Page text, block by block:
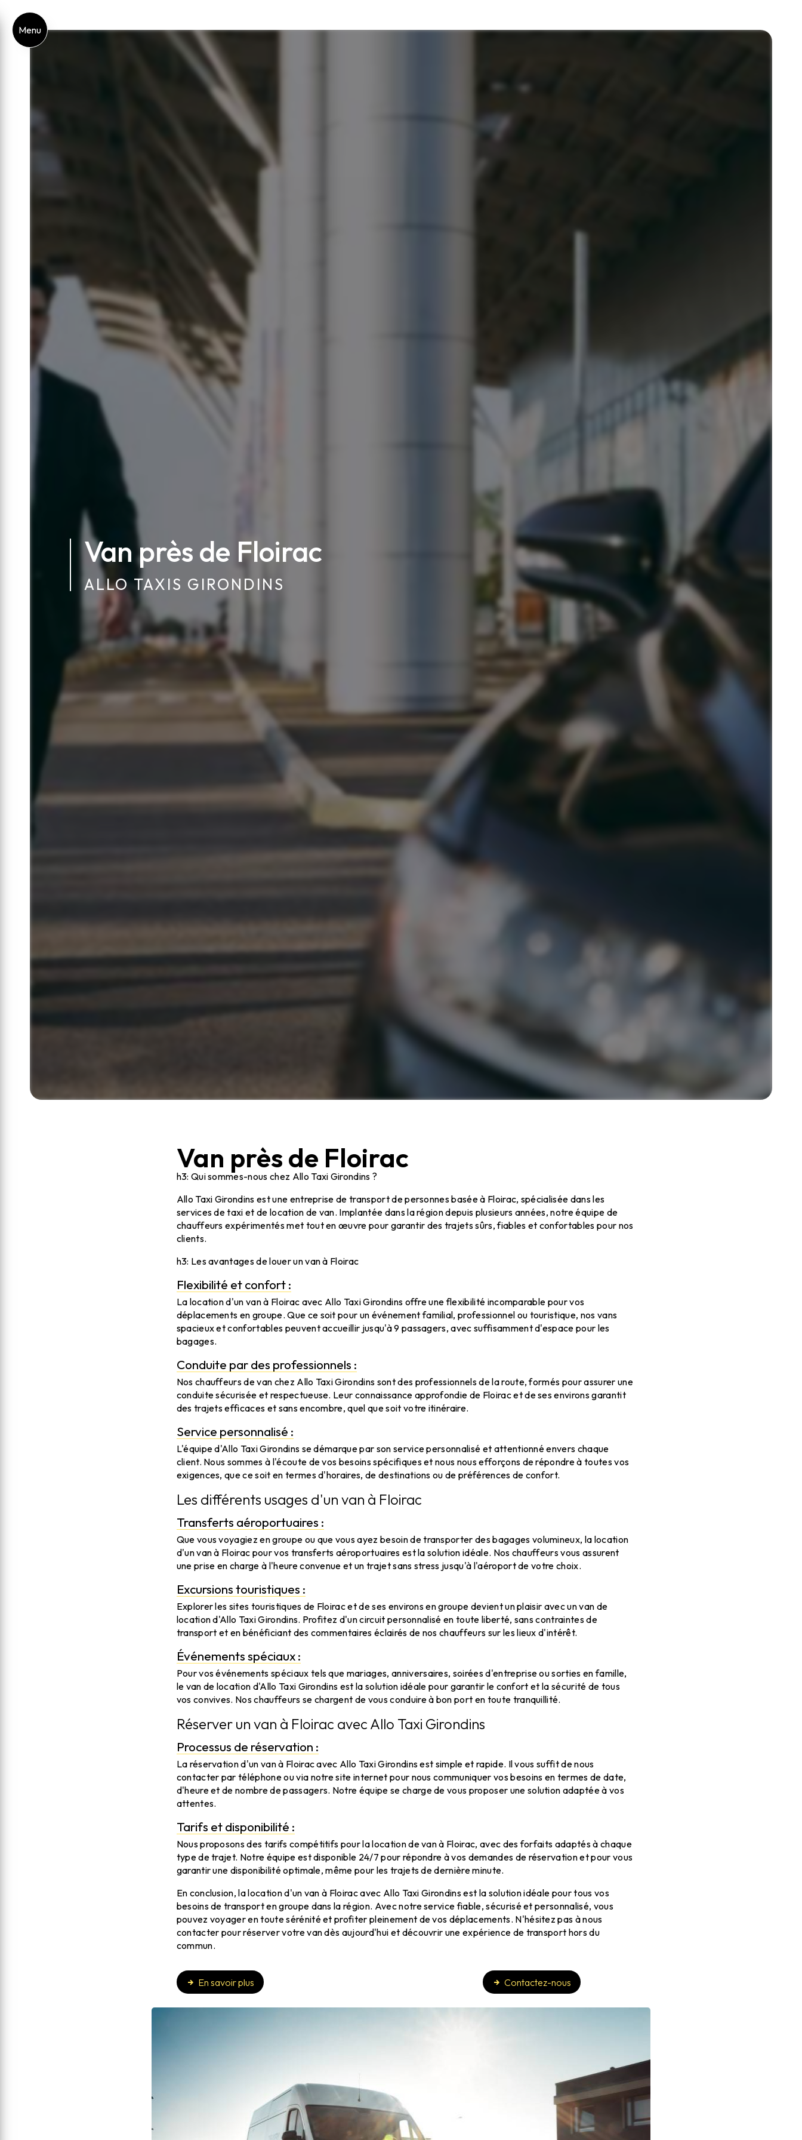
Menu
Van près de Floirac
ALLO TAXIS GIRONDINS
Van près de Floirac
h3: Qui sommes-nous chez Allo Taxi Girondins ?
Allo Taxi Girondins est une entreprise de transport de personnes basée à Floirac, spécialisée dans les
services de taxi et de location de van. Implantée dans la région depuis plusieurs années, notre équipe de
chauffeurs expérimentés met tout en œuvre pour garantir des trajets sûrs, fiables et confortables pour nos
clients.
h3: Les avantages de louer un van à Floirac
Flexibilité et confort :
La location d'un van à Floirac avec Allo Taxi Girondins offre une flexibilité incomparable pour vos
déplacements en groupe. Que ce soit pour un événement familial, professionnel ou touristique, nos vans
spacieux et confortables peuvent accueillir jusqu'à 9 passagers, avec suffisamment d'espace pour les
bagages.
Conduite par des professionnels :
Nos chauffeurs de van chez Allo Taxi Girondins sont des professionnels de la route, formés pour assurer une
conduite sécurisée et respectueuse. Leur connaissance approfondie de Floirac et de ses environs garantit
des trajets efficaces et sans encombre, quel que soit votre itinéraire.
Service personnalisé :
L'équipe d'Allo Taxi Girondins se démarque par son service personnalisé et attentionné envers chaque
client. Nous sommes à l'écoute de vos besoins spécifiques et nous nous efforçons de répondre à toutes vos
exigences, que ce soit en termes d'horaires, de destinations ou de préférences de confort.
Les différents usages d'un van à Floirac
Transferts aéroportuaires :
Que vous voyagiez en groupe ou que vous ayez besoin de transporter des bagages volumineux, la location
d'un van à Floirac pour vos transferts aéroportuaires est la solution idéale. Nos chauffeurs vous assurent
une prise en charge à l'heure convenue et un trajet sans stress jusqu'à l'aéroport de votre choix.
Excursions touristiques :
Explorer les sites touristiques de Floirac et de ses environs en groupe devient un plaisir avec un van de
location d'Allo Taxi Girondins. Profitez d'un circuit personnalisé en toute liberté, sans contraintes de
transport et en bénéficiant des commentaires éclairés de nos chauffeurs sur les lieux d'intérêt.
Événements spéciaux :
Pour vos événements spéciaux tels que mariages, anniversaires, soirées d'entreprise ou sorties en famille,
le van de location d'Allo Taxi Girondins est la solution idéale pour garantir le confort et la sécurité de tous
vos convives. Nos chauffeurs se chargent de vous conduire à bon port en toute tranquillité.
Réserver un van à Floirac avec Allo Taxi Girondins
Processus de réservation :
La réservation d'un van à Floirac avec Allo Taxi Girondins est simple et rapide. Il vous suffit de nous
contacter par téléphone ou via notre site internet pour nous communiquer vos besoins en termes de date,
d'heure et de nombre de passagers. Notre équipe se charge de vous proposer une solution adaptée à vos
attentes.
Tarifs et disponibilité :
Nous proposons des tarifs compétitifs pour la location de van à Floirac, avec des forfaits adaptés à chaque
type de trajet. Notre équipe est disponible 24/7 pour répondre à vos demandes de réservation et pour vous
garantir une disponibilité optimale, même pour les trajets de dernière minute.
En conclusion, la location d'un van à Floirac avec Allo Taxi Girondins est la solution idéale pour tous vos
besoins de transport en groupe dans la région. Avec notre service fiable, sécurisé et personnalisé, vous
pouvez voyager en toute sérénité et profiter pleinement de vos déplacements. N'hésitez pas à nous
contacter pour réserver votre van dès aujourd'hui et découvrir une expérience de transport hors du
commun.
En savoir plus Contactez-nous